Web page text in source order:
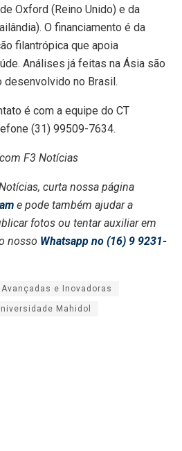
Oxford (Reino Unido) e da
O financiamento é da
filantrópica que apoia
Análises já feitas na Ásia são
desenvolvido no Brasil.
é com a equipe do CT
(31) 99509-7634.
F3 Notícias
curta nossa página
e pode também ajudar a
fotos ou tentar auxiliar em
nosso Whatsapp no (16) 9 9231-
e Inovadoras
Mahidol